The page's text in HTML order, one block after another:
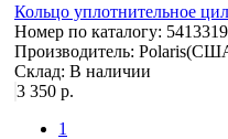
Кольцо уплотнительное
Номер по каталогу: 5413319
Производитель:
Склад: В наличии
3 350 р.
1